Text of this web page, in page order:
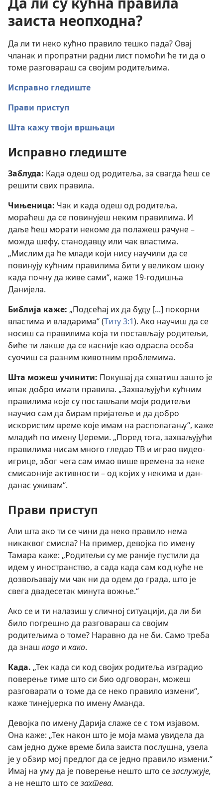
заиста неопходна?
Да ли ти неко кућно правило тешко пада? Овај
чланак и пропратни радни лист помоћи ће ти да о
томе разговараш са својим родитељима.
Исправно гледиште
Прави приступ
Шта кажу твоји вршњаци
Исправно гледиште
Заблуда: Када одеш од родитеља, за свагда ћеш се
решити свих правила.
Чињеница: Чак и када одеш од родитеља,
мораћеш да се повинујеш неким правилима. И
даље ћеш морати некоме да полажеш рачуне –
можда шефу, станодавцу или чак властима.
„Мислим да ће млади који нису научили да се
повинују кућним правилима бити у великом шоку
када почну да живе сами“, каже 19-годишња
Данијела.
Библија каже: „Подсећај их да буду [...] покорни
властима и владарима“ (Титу 3:1). Ако научиш да се
носиш са правилима која ти постављају родитељи,
биће ти лакше да се касније као одрасла особа
суочиш са разним животним проблемима.
Шта можеш учинити: Покушај да схватиш зашто је
ипак добро имати правила. „Захваљујући кућним
правилима које су постављали моји родитељи
научио сам да бирам пријатеље и да добро
искористим време које имам на располагању“, каже
младић по имену Џереми. „Поред тога, захваљујући
правилима нисам много гледао ТВ и играо видео-
игрице, због чега сам имао више времена за неке
смисаоније активности – од којих у некима и дан-
данас уживам“.
Прави приступ
Али шта ако ти се чини да неко правило нема
никаквог смисла? На пример, девојка по имену
Тамара каже: „Родитељи су ме раније пустили да
идем у иностранство, а сада када сам код куће не
дозвољавају ми чак ни да одем до града, што је
свега двадесетак минута вожње.“
Ако се и ти налазиш у сличној ситуацији, да ли би
било погрешно да разговараш са својим
родитељима о томе? Наравно да не би. Само треба
да знаш када и како.
Када. „Тек када си код својих родитеља изградио
поверење тиме што си био одговоран, можеш
разговарати о томе да се неко правило измени“,
каже тинејџерка по имену Аманда.
Девојка по имену Дарија слаже се с том изјавом.
Она каже: „Тек након што је моја мама увидела да
сам једно дуже време била заиста послушна, узела
је у обзир мој предлог да се једно правило измени.“
Имај на уму да је поверење нешто што се заслужује,
а не нешто што се захтева.